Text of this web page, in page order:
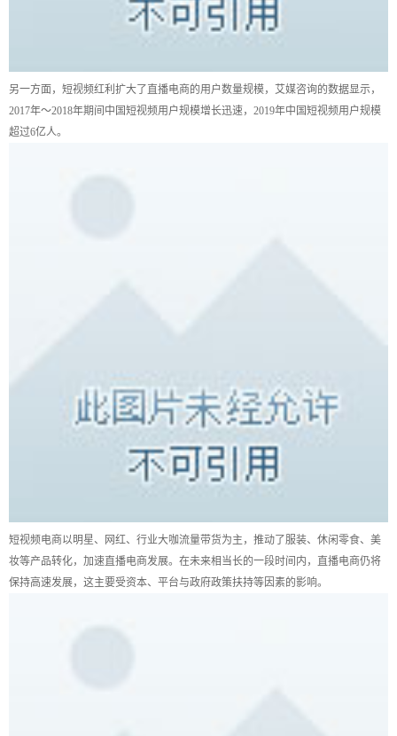
另一方面，短视频红利扩大了直播电商的用户数量规模，艾媒咨询的数据显示，
2017年～2018年期间中国短视频用户规模增长迅速，2019年中国短视频用户规模
超过6亿人。
短视频电商以明星、网红、行业大咖流量带货为主，推动了服装、休闲零食、美
妆等产品转化，加速直播电商发展。在未来相当长的一段时间内，直播电商仍将
保持高速发展，这主要受资本、平台与政府政策扶持等因素的影响。